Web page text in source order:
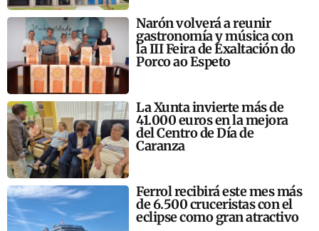
Narón volverá a reunir
gastronomía y música con
la III Feira de Exaltación do
Porco ao Espeto
La Xunta invierte más de
41.000 euros en la mejora
del Centro de Día de
Caranza
Ferrol recibirá este mes más
de 6.500 cruceristas con el
eclipse como gran atractivo